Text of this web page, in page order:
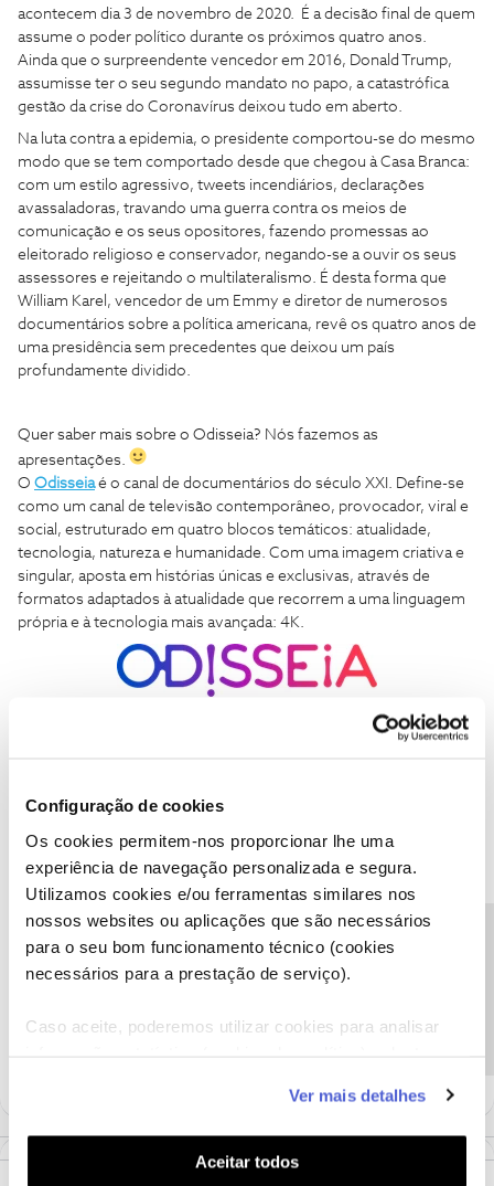
Configuração de cookies
Os cookies permitem-nos proporcionar lhe uma
experiência de navegação personalizada e segura.
Utilizamos cookies e/ou ferramentas similares nos
nossos websites ou aplicações que são necessários
para o seu bom funcionamento técnico (cookies
necessários para a prestação de serviço).
Caso aceite, poderemos utilizar cookies para analisar
funcionalidades (cookies de personalização e
funcionalidade) e adaptar anúncios aos seus interesses
(cookies de publicidade personalizada). Pode gerir a
Ver mais detalhes
Aceitar todos
acontecem dia 3 de novembro de 2020. É a decisão final de quem
assume o poder político durante os próximos quatro anos.
Ainda que o surpreendente vencedor em 2016, Donald Trump,
assumisse ter o seu segundo mandato no papo, a catastrófica
gestão da crise do Coronavírus deixou tudo em aberto.
Na luta contra a epidemia, o presidente comportou-se do mesmo
modo que se tem comportado desde que chegou à Casa Branca:
com um estilo agressivo, tweets incendiários, declarações
avassaladoras, travando uma guerra contra os meios de
comunicação e os seus opositores, fazendo promessas ao
eleitorado religioso e conservador, negando-se a ouvir os seus
assessores e rejeitando o multilateralismo. É desta forma que
William Karel, vencedor de um Emmy e diretor de numerosos
documentários sobre a política americana, revê os quatro anos de
uma presidência sem precedentes que deixou um país
profundamente dividido.
Quer saber mais sobre o Odisseia? Nós fazemos as
apresentações.
O Odisseiaé o canal de documentários do século XXI. Define-se
como um canal de televisão contemporâneo, provocador, viral e
social, estruturado em quatro blocos temáticos: atualidade,
tecnologia, natureza e humanidade. Com uma imagem criativa e
singular, aposta em histórias únicas e exclusivas, através de
formatos adaptados à atualidade que recorrem a uma linguagem
própria e à tecnologia mais avançada: 4K.
estão disponíveis nas posições#109e
, respetivamente. Pode ainda acompanhar o documentário
Gostou desta novidade?
Caso tenha alguma dúvida ou sugestão, partilhe connosco.
Ajude a comunidade a encontrar informação relevante. Marque
como "Melhor Resposta" e faça "Like" nos melhores comentários.
televisão estreia